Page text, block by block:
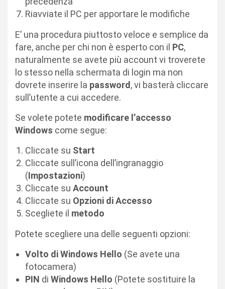
Riavviate il PC per apportare le modifiche
E’ una procedura piuttosto veloce e semplice da
fare, anche per chi non è esperto con il PC,
naturalmente se avete più account vi troverete
lo stesso nella schermata di login ma non
dovrete inserire la password, vi basterà cliccare
sull’utente a cui accedere.
Se volete potete modificare l’accesso
Windows come segue:
Cliccate su Start
Cliccate sull’icona dell’ingranaggio
(Impostazioni)
Cliccate su Account
Cliccate su Opzioni di Accesso
Scegliete il metodo
Potete scegliere una delle seguenti opzioni:
Volto diWindows Hello (Se avete una
fotocamera)
PIN di Windows Hello (Potete sostituire la